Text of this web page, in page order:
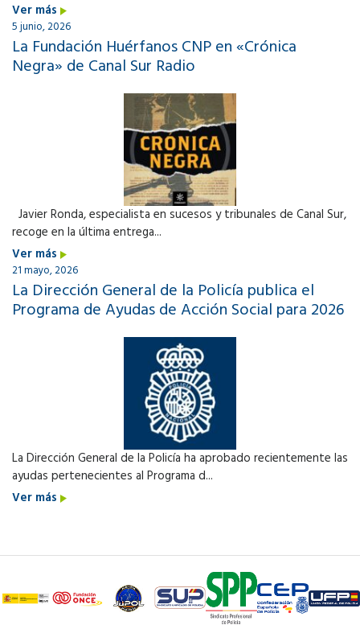
Ver más
5 junio, 2026
La Fundación Huérfanos CNP en «Crónica
Negra» de Canal Sur Radio
Javier Ronda, especialista en sucesos y tribunales de Canal Sur,
recoge en la última entrega...
Ver más
21 mayo, 2026
La Dirección General de la Policía publica el
Programa de Ayudas de Acción Social para 2026
La Dirección General de la Policía ha aprobado recientemente las
ayudas pertenecientes al Programa d...
Ver más